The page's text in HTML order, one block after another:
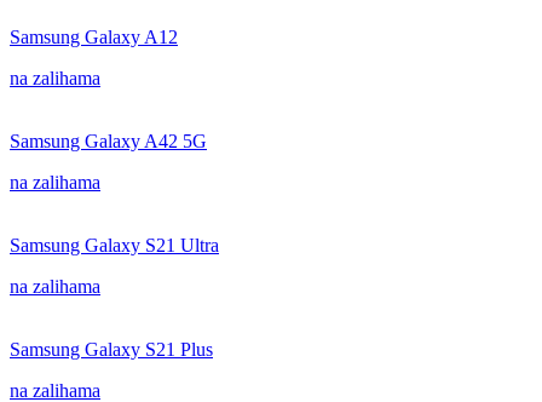
Samsung Galaxy A12
na zalihama
Samsung Galaxy A42 5G
na zalihama
Samsung Galaxy S21 Ultra
na zalihama
Samsung Galaxy S21 Plus
na zalihama